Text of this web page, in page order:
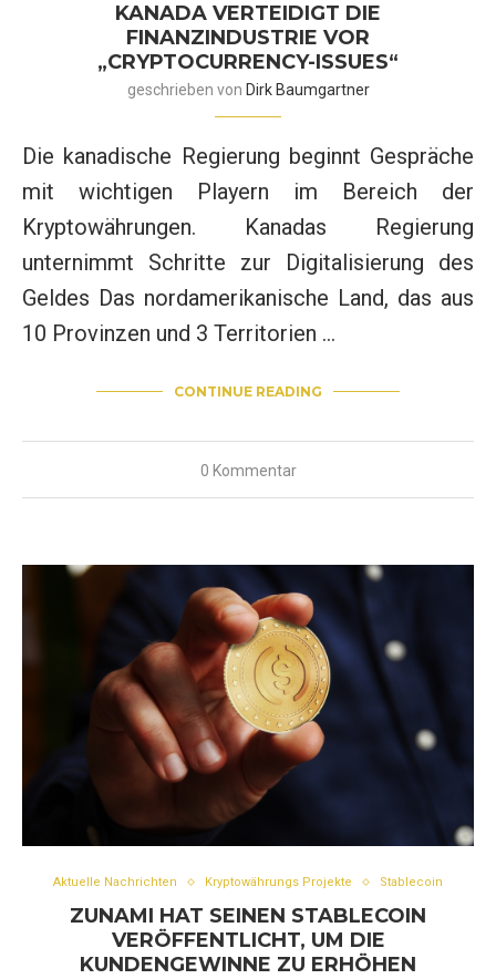
KANADA VERTEIDIGT DIE
FINANZINDUSTRIE VOR
„CRYPTOCURRENCY-ISSUES“
geschrieben von Dirk Baumgartner
Die kanadische Regierung beginnt Gespräche
mit wichtigen Playern im Bereich der
Kryptowährungen. Kanadas Regierung
unternimmt Schritte zur Digitalisierung des
Geldes Das nordamerikanische Land, das aus
10 Provinzen und 3 Territorien …
CONTINUE READING
0 Kommentar
Aktuelle Nachrichten Kryptowährungs Projekte Stablecoin
ZUNAMI HAT SEINEN STABLECOIN
VERÖFFENTLICHT, UM DIE
KUNDENGEWINNE ZU ERHÖHEN